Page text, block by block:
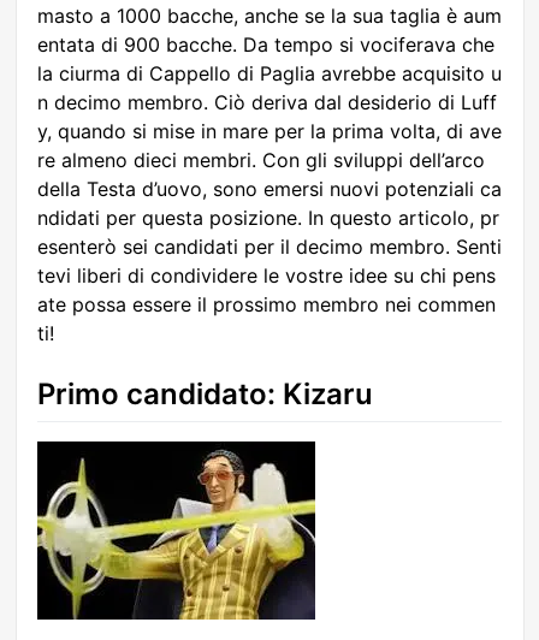
masto a 1000 bacche, anche se la sua taglia è aum
entata di 900 bacche. Da tempo si vociferava che
la ciurma di Cappello di Paglia avrebbe acquisito u
n decimo membro. Ciò deriva dal desiderio di Luff
y, quando si mise in mare per la prima volta, di ave
re almeno dieci membri. Con gli sviluppi dell’arco
della Testa d’uovo, sono emersi nuovi potenziali ca
ndidati per questa posizione. In questo articolo, pr
esenterò sei candidati per il decimo membro. Senti
tevi liberi di condividere le vostre idee su chi pens
ate possa essere il prossimo membro nei commen
ti!
Primo candidato: Kizaru